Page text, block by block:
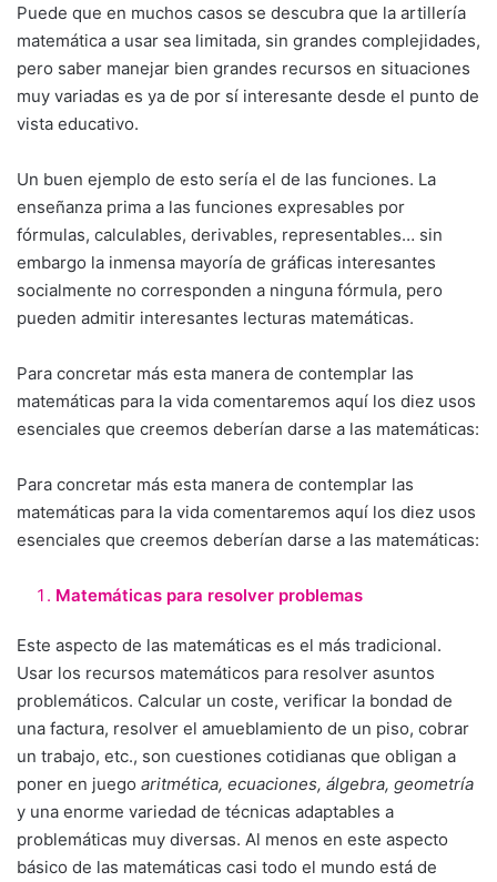
Puede que en muchos casos se descubra que la artillería
matemática a usar sea limitada, sin grandes complejidades,
pero saber manejar bien grandes recursos en situaciones
muy variadas es ya de por sí interesante desde el punto de
vista educativo.
Un buen ejemplo de esto sería el de las funciones. La
enseñanza prima a las funciones expresables por
fórmulas, calculables, derivables, representables… sin
embargo la inmensa mayoría de gráficas interesantes
socialmente no corresponden a ninguna fórmula, pero
pueden admitir interesantes lecturas matemáticas.
Para concretar más esta manera de contemplar las
matemáticas para la vida comentaremos aquí los diez usos
esenciales que creemos deberían darse a las matemáticas:
Para concretar más esta manera de contemplar las
matemáticas para la vida comentaremos aquí los diez usos
esenciales que creemos deberían darse a las matemáticas:
Matemáticas para resolver problemas
Este aspecto de las matemáticas es el más tradicional.
Usar los recursos matemáticos para resolver asuntos
problemáticos. Calcular un coste, verificar la bondad de
una factura, resolver el amueblamiento de un piso, cobrar
un trabajo, etc., son cuestiones cotidianas que obligan a
poner en juego aritmética, ecuaciones, álgebra, geometría
y una enorme variedad de técnicas adaptables a
problemáticas muy diversas. Al menos en este aspecto
básico de las matemáticas casi todo el mundo está de